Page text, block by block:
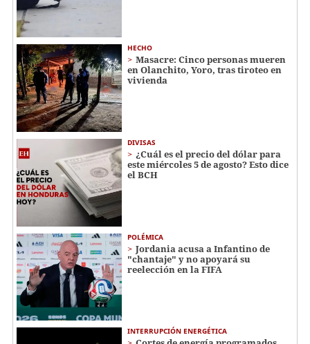
HECHO
Masacre: Cinco personas mueren
en Olanchito, Yoro, tras tiroteo en
vivienda
DIVISAS
¿Cuál es el precio del dólar para
este miércoles 5 de agosto? Esto dice
el BCH
POLÉMICA
Jordania acusa a Infantino de
"chantaje" y no apoyará su
reelección en la FIFA
INTERRUPCIÓN ENERGÉTICA